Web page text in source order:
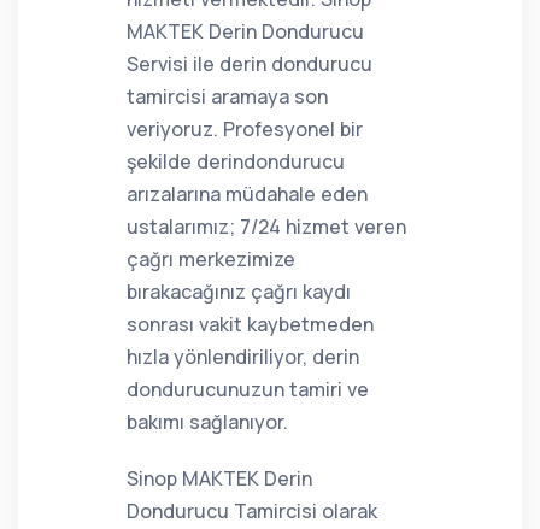
MAKTEK Derin Dondurucu
Servisi ile derin dondurucu
tamircisi aramaya son
veriyoruz. Profesyonel bir
şekilde derindondurucu
arızalarına müdahale eden
ustalarımız; 7/24 hizmet veren
çağrı merkezimize
bırakacağınız çağrı kaydı
sonrası vakit kaybetmeden
hızla yönlendiriliyor, derin
dondurucunuzun tamiri ve
bakımı sağlanıyor.
Sinop MAKTEK Derin
Dondurucu Tamircisi olarak